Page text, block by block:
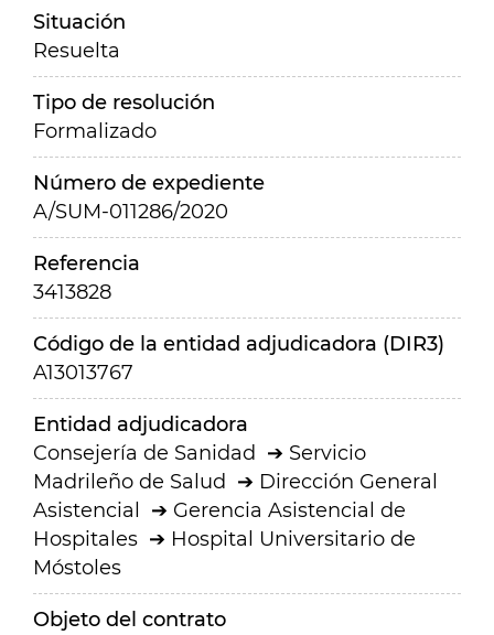
Situación
Resuelta
Tipo de resolución
Formalizado
Número de expediente
A/SUM-011286/2020
Referencia
3413828
Código de la entidad adjudicadora (DIR3)
A13013767
Entidad adjudicadora
Consejería de Sanidad
Servicio
Madrileño de Salud
Dirección General
Asistencial
Gerencia Asistencial de
Hospitales
Hospital Universitario de
Móstoles
Objeto del contrato